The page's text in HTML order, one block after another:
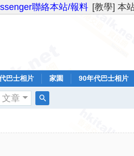
聯絡本站/報料 [教學] 本
巴士相片 家園 90年代巴士相片
文章